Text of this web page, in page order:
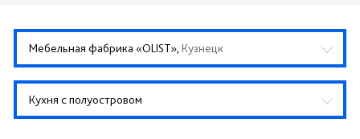
Мебельная фабрика «OLIST», Кузнецк
Кухня с полуостровом